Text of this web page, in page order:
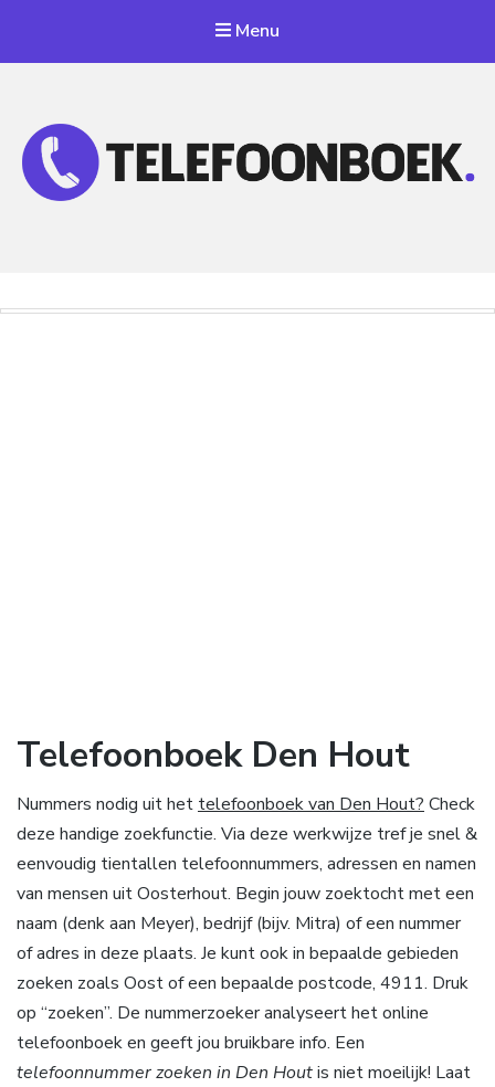
Menu
Telefoonboek Den Hout
Nummers nodig uit het telefoonboek van Den Hout? Check
deze handige zoekfunctie. Via deze werkwijze tref je snel &
eenvoudig tientallen telefoonnummers, adressen en namen
van mensen uit Oosterhout. Begin jouw zoektocht met een
naam (denk aan Meyer), bedrijf (bijv. Mitra) of een nummer
of adres in deze plaats. Je kunt ook in bepaalde gebieden
zoeken zoals Oost of een bepaalde postcode, 4911. Druk
op “zoeken”. De nummerzoeker analyseert het online
telefoonboek en geeft jou bruikbare info. Een
telefoonnummer zoeken in Den Houtis niet moeilijk! Laat